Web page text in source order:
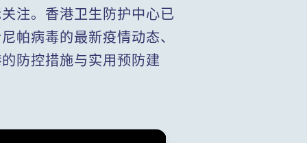
注。香港卫生防护中心已
帕病毒的最新疫情动态、
防控措施与实用预防建